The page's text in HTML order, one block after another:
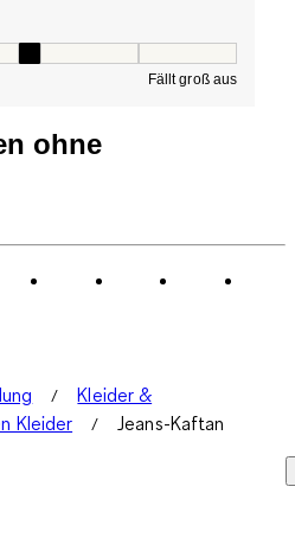
Fällt groß aus
ohne
Kleider &
Kleider Jeans-Kaftan